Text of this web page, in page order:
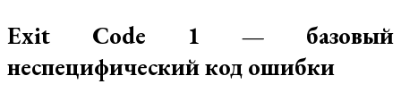
Exit Code 1 — базовый
неспецифический код ошибки